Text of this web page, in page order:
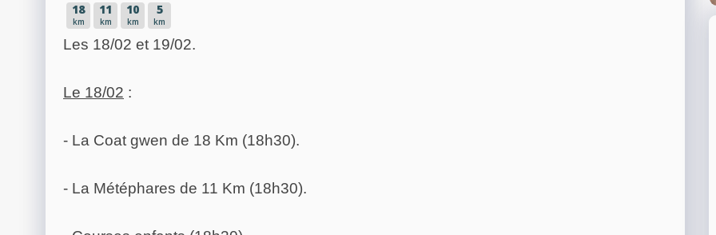
18
km
11
km
10
km
5
km
Les 18/02 et 19/02.
Le 18/02 :
- La Coat gwen de 18 Km (18h30).
- La Météphares de 11 Km (18h30).